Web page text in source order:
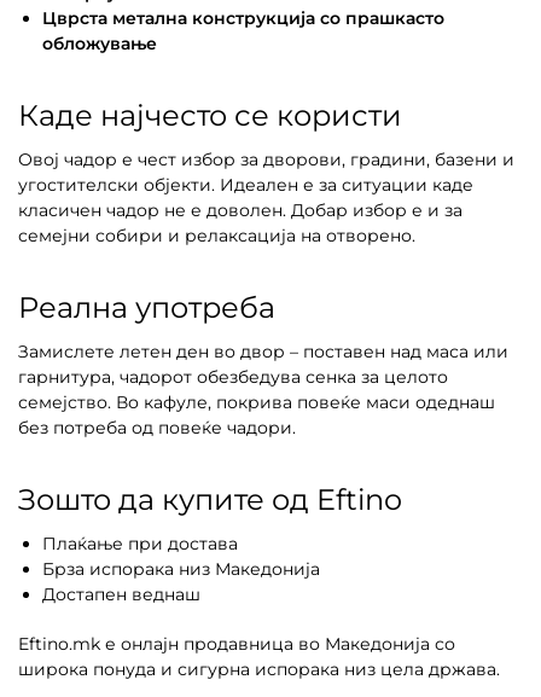
Цврста метална конструкција со прашкасто
обложување
Каде најчесто се користи
Овој чадор е чест избор за дворови, градини, базени и
угостителски објекти. Идеален е за ситуации каде
класичен чадор не е доволен. Добар избор е и за
семејни собири и релаксација на отворено.
Реална употреба
Замислете летен ден во двор – поставен над маса или
гарнитура, чадорот обезбедува сенка за целото
семејство. Во кафуле, покрива повеќе маси одеднаш
без потреба од повеќе чадори.
Зошто да купите од Eftino
Плаќање при достава
Брза испорака низ Македонија
Достапен веднаш
Eftino.mk е онлајн продавница во Македонија со
широка понуда и сигурна испорака низ цела држава.